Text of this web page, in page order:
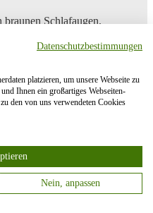
Schlafaugen,
Orangefarbenes Kleid,
Haube
Schielaugen, geschlossenem
Sitzbabykörper und
Datenschutzbestimmungen
platzieren, um unsere Webseite zu
Ihnen ein großartiges Webseiten-
den von uns verwendeten Cookies
Nein, anpassen